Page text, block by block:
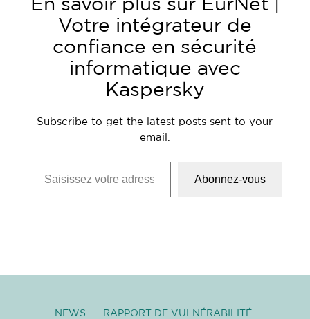
En savoir plus sur EurNet |
Votre intégrateur de
confiance en sécurité
informatique avec
Kaspersky
Subscribe to get the latest posts sent to your
email.
Saisissez votre adresse e-mail…
Abonnez-vous
NEWS RAPPORT DE VULNÉRABILITÉ